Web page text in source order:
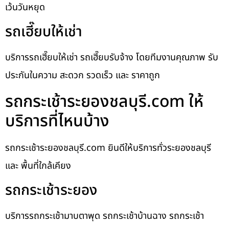
เว้นวันหยุด
รถเฮี๊ยบให้เช่า
บริการรถเฮี๊ยบให้เช่า รถเฮี๊ยบรับจ้าง โดยทีมงานคุณภาพ รับ
ประกันในความ สะดวก รวดเร็ว และ ราคาถูก
รถกระเช้าระยองชลบุรี.com ให้
บริการที่ไหนบ้าง
รถกระเช้าระยองชลบุรี.com ยินดีให้บริการทั่วระยองชลบุรี
และ พื้นที่ใกล้เคียง
รถกระเช้าระยอง
บริการรถกระเช้ามาบตาพุด รถกระเช้าบ้านฉาง รถกระเช้า